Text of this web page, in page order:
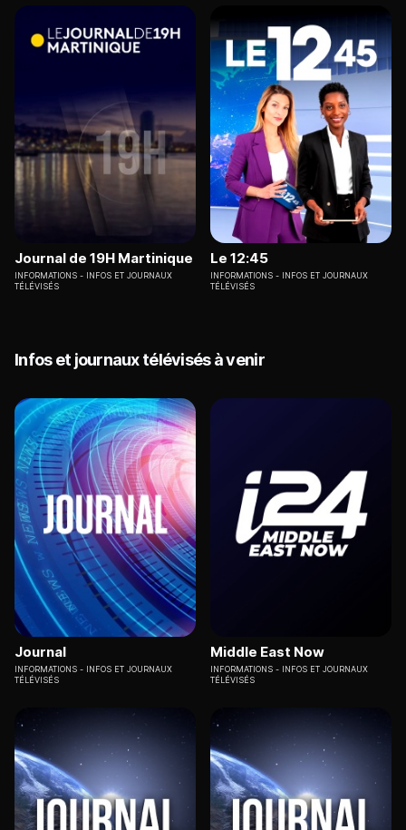
Journal de 19H Martinique
INFORMATIONS
INFOS ET JOURNAUX
TÉLÉVISÉS
Le 12:45
INFORMATIONS
INFOS ET JOURNAUX
TÉLÉVISÉS
Infos et journaux télévisés à venir
Journal
INFORMATIONS
INFOS ET JOURNAUX
TÉLÉVISÉS
Middle East Now
INFORMATIONS
INFOS ET JOURNAUX
TÉLÉVISÉS